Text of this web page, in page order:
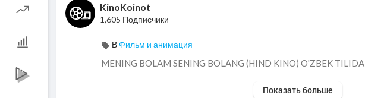
KinoKoinot
1,605 Подписчики
ВФильм и анимация
⁣MENING BOLAM SENING BOLANG (HIND KINO) O'ZBEK TILIDA
Показать больше